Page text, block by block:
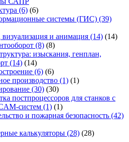
(6) (6)
системы (ГИС) (39)
и анимация (14) (14)
(8) (8)
изыскания, генплан,
(14) (14)
(6) (6)
производство (1) (1)
(30) (30)
постпроцессоров для станков с
систем (1) (1)
и пожарная безопасность (42)
калькуляторы (28) (28)